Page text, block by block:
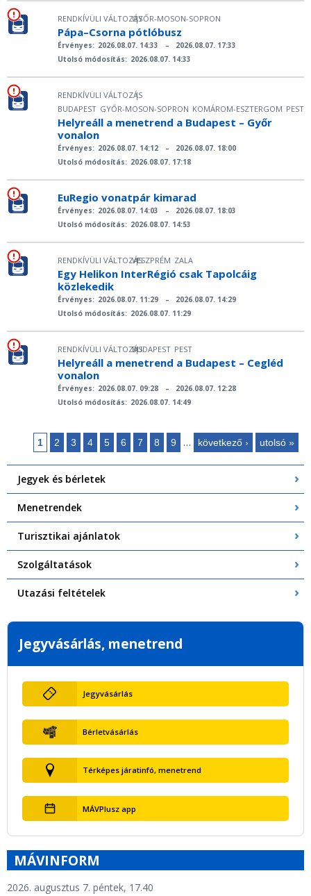
RENDKÍVÜLI VÁLTOZÁS
|
GYŐR-MOSON-SOPRON
Pápa–Csorna pótlóbusz
Érvényes: 2026.08.07. 14:33 –
2026.08.07. 17:33
Utolsó módosítás: 2026.08.07. 14:33
RENDKÍVÜLI VÁLTOZÁS
|
BUDAPEST GYŐR-MOSON-SOPRON KOMÁROM-ESZTERGOM PEST
Helyreáll a menetrend a Budapest – Győr
vonalon
Érvényes: 2026.08.07. 14:12 –
2026.08.07. 18:00
Utolsó módosítás: 2026.08.07. 17:18
EuRegio vonatpár kimarad
Érvényes: 2026.08.07. 14:03 –
2026.08.07. 18:03
Utolsó módosítás: 2026.08.07. 14:53
RENDKÍVÜLI VÁLTOZÁS
|
VESZPRÉM ZALA
Egy Helikon InterRégió csak Tapolcáig
közlekedik
Érvényes: 2026.08.07. 11:29 –
2026.08.07. 14:29
Utolsó módosítás: 2026.08.07. 11:29
RENDKÍVÜLI VÁLTOZÁS
|
BUDAPEST PEST
Helyreáll a menetrend a Budapest – Cegléd
vonalon
Érvényes: 2026.08.07. 09:28 –
2026.08.07. 12:28
Utolsó módosítás: 2026.08.07. 14:49
1 2 3 4 5 6 7 8 9 … következő › utolsó »
Jegyek és bérletek
Menetrendek
Turisztikai ajánlatok
Szolgáltatások
Utazási feltételek
Jegyvásárlás, menetrend
Jegyvásárlás
Bérletvásárlás
Térképes járatinfó, menetrend
MÁVPlusz app
MÁVINFORM
2026. augusztus 7. péntek, 17.40